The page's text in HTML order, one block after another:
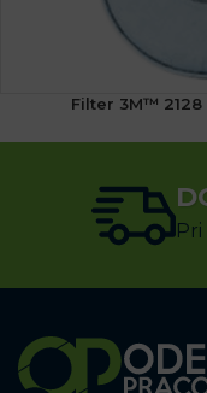
Filter 3M™